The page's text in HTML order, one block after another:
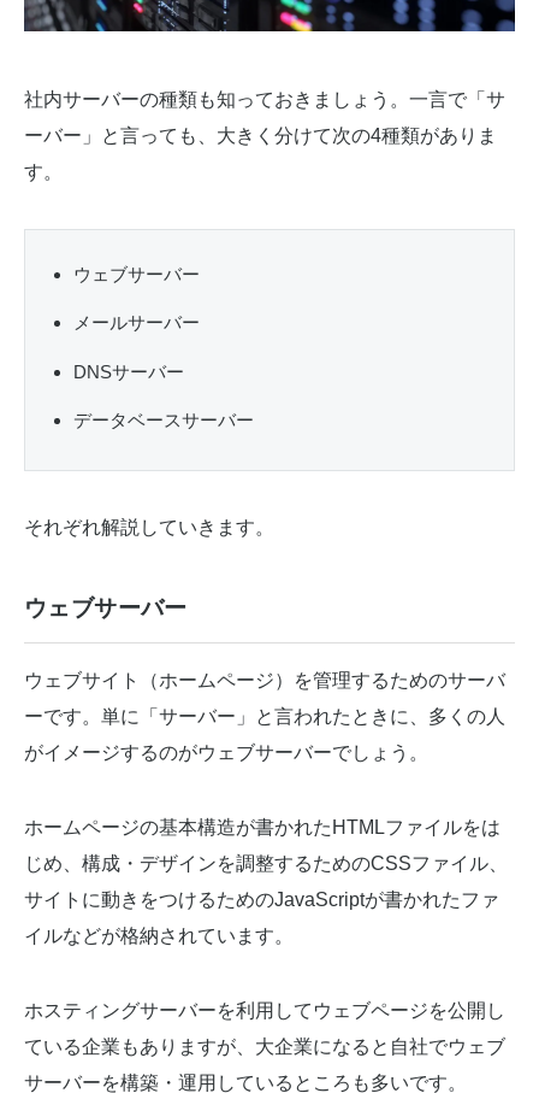
社内サーバーの種類も知っておきましょう。一言で「サ
ーバー」と言っても、大きく分けて次の4種類がありま
す。
ウェブサーバー
メールサーバー
DNSサーバー
データベースサーバー
それぞれ解説していきます。
ウェブサーバー
ウェブサイト（ホームページ）を管理するためのサーバ
ーです。単に「サーバー」と言われたときに、多くの人
がイメージするのがウェブサーバーでしょう。
ホームページの基本構造が書かれたHTMLファイルをは
じめ、構成・デザインを調整するためのCSSファイル、
サイトに動きをつけるためのJavaScriptが書かれたファ
イルなどが格納されています。
ホスティングサーバーを利用してウェブページを公開し
ている企業もありますが、大企業になると自社でウェブ
サーバーを構築・運用しているところも多いです。